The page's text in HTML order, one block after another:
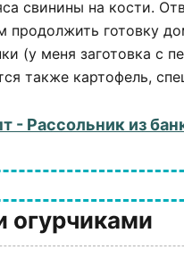
свинины на кости.
продолжить готовку
(у меня заготовка с
также картофель,
- Рассольник из
огурчиками